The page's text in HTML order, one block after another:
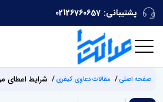
پشتیبانی: 02126760657
صفحه اصلی مقالات دعاوی کیفری شرایط اعطای